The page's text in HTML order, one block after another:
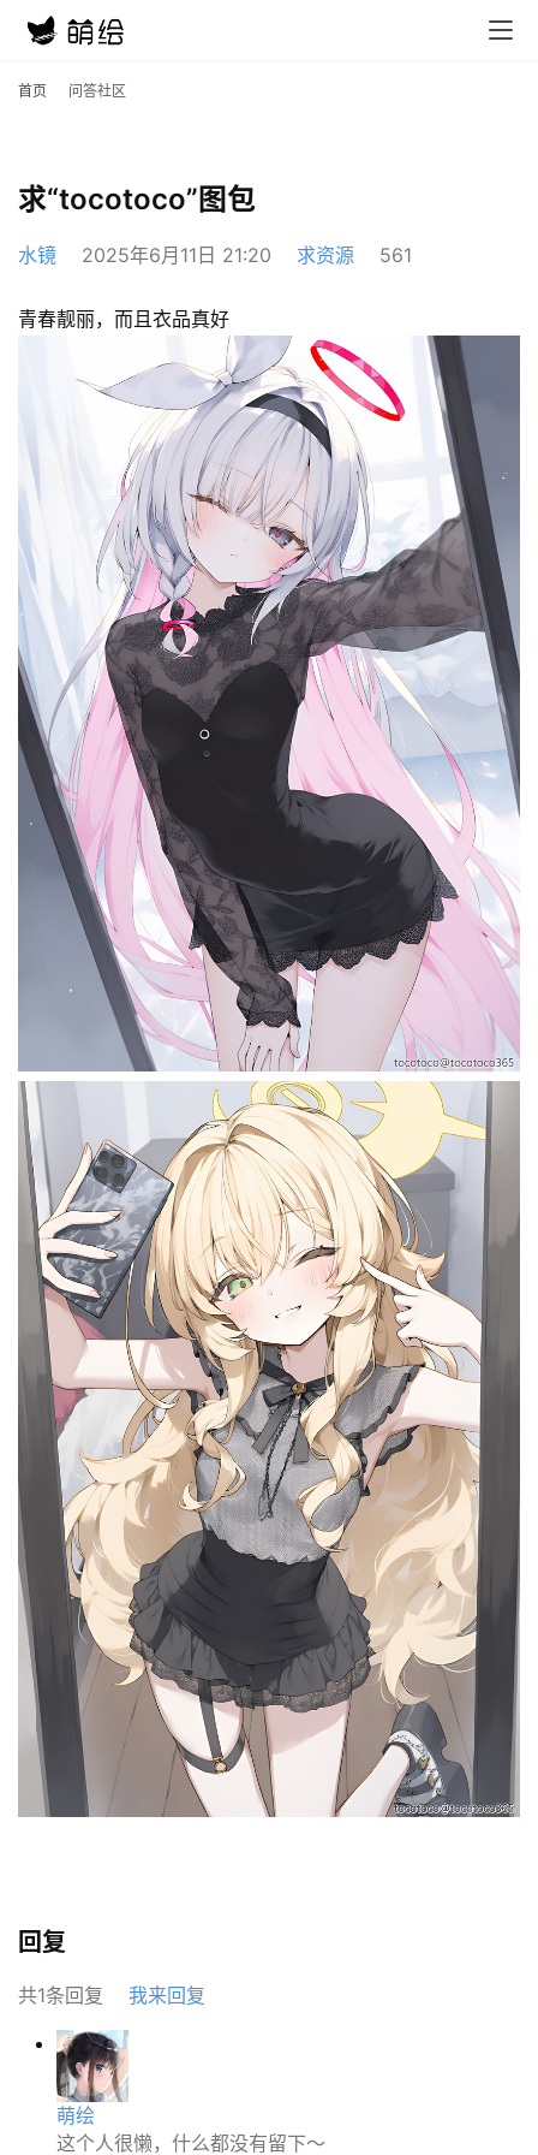
首
页
员
资
源
公
开
素
材
例
图
库
关
于
本
站
首页 问答社区
求“tocotoco”图包
水镜 2025年6月11日 21:20 求资源 561
青春靓丽，而且衣品真好
回复
共1条回复 我来回复
萌绘
这个人很懒，什么都没有留下～